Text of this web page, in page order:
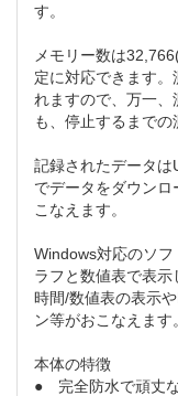
す。
メモリー数は
定に対応できます。
れますので、万一、
も、停止するまでの
記録されたデータは
でデータをダウン
こなえます。
Windows対応のソ
ラフと数値表で表示
時間/数値表の表示
ン等がおこなえます。
本体の特徴
● 完全防水で頑丈